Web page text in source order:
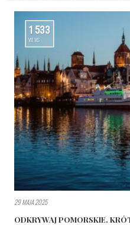
1533
VIEWS
29 MAJA 2025
ODKRYWAJ POMORSKIE.